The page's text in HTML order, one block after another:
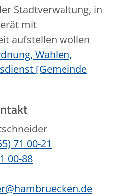
Stadtverwaltung, in
mit
aufstellen wollen
Wahlen,
[Gemeinde
71 00-21
00-88